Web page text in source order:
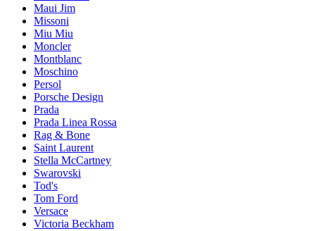
Maui Jim
Missoni
Miu Miu
Moncler
Montblanc
Moschino
Persol
Porsche Design
Prada
Prada Linea Rossa
Rag & Bone
Saint Laurent
Stella McCartney
Swarovski
Tod's
Tom Ford
Versace
Victoria Beckham